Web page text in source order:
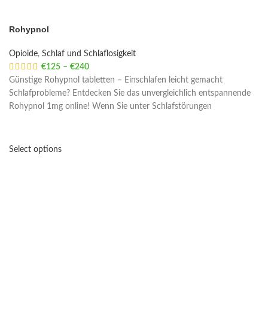
Rohypnol
Opioide, Schlaf und Schlaflosigkeit
€125 – €240
Günstige Rohypnol tabletten – Einschlafen leicht gemacht
Schlafprobleme? Entdecken Sie das unvergleichlich entspannende
Rohypnol 1mg online! Wenn Sie unter Schlafstörungen
Select options